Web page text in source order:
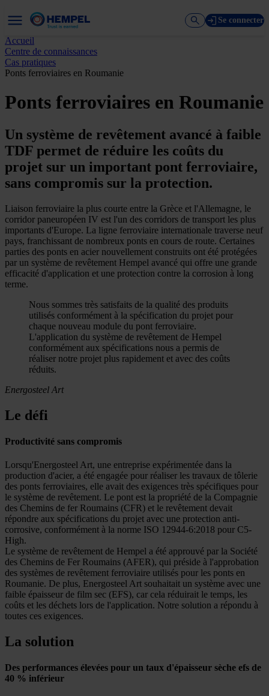
Se connecter
Accueil
Centre de connaissances
Cas pratiques
Ponts ferroviaires en Roumanie
Ponts ferroviaires en Roumanie
Un système de revêtement avancé à faible
TDF permet de réduire les coûts du
projet sur un important pont ferroviaire,
sans compromis sur la protection.
Liaison ferroviaire la plus courte entre la Grèce et l'Allemagne, le
corridor paneuropéen IV est l'un des corridors de transport les plus
importants d'Europe. La ligne ferroviaire internationale traverse neuf
pays, franchissant de nombreux ponts en cours de route. Certaines
parties des ponts en acier nouvellement construits ont été protégées
par un système de revêtement Hempel avancé qui offre une grande
efficacité d'application et une protection contre la corrosion à long
terme.
Nous sommes très satisfaits de la qualité des produits
utilisés conformément à la spécification du projet pour
chaque nouveau module du pont ferroviaire.
L'application du système de revêtement de Hempel
conformément aux spécifications nous a permis de
réaliser notre projet plus rapidement et avec des coûts
réduits.
Energosteel Art
Le défi
Productivité sans compromis
Lorsqu'Energosteel Art, une entreprise expérimentée dans la
production d'acier, a été engagée pour réaliser les travaux de tôlerie
des ponts ferroviaires, elle avait des exigences très spécifiques pour
le système de revêtement. Le pont est la propriété de la Compagnie
des Chemins de fer Roumains (CFR) et le revêtement devait
répondre aux spécifications du projet avec une protection anti-
corrosive, conformément à la norme ISO 12944-6:2018 pour C5-
High.
Le système de revêtement de Hempel a été approuvé par la Société
des Chemins de Fer Roumains (AFER), qui préside à l'approbation
des systèmes de revêtement ferroviaire utilisés pour les ponts en
Roumanie. De plus, Energosteel Art souhaitait un système avec une
faible épaisseur de film sec (EFS), car cela réduirait le temps, les
coûts et les déchets lors de l'application. Notre solution a répondu à
toutes ces exigences.
La solution
Des performances élevées pour un taux d'épaisseur sèche efs de
40 % inférieur